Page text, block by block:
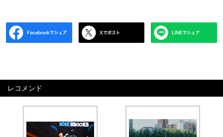
レコメンド